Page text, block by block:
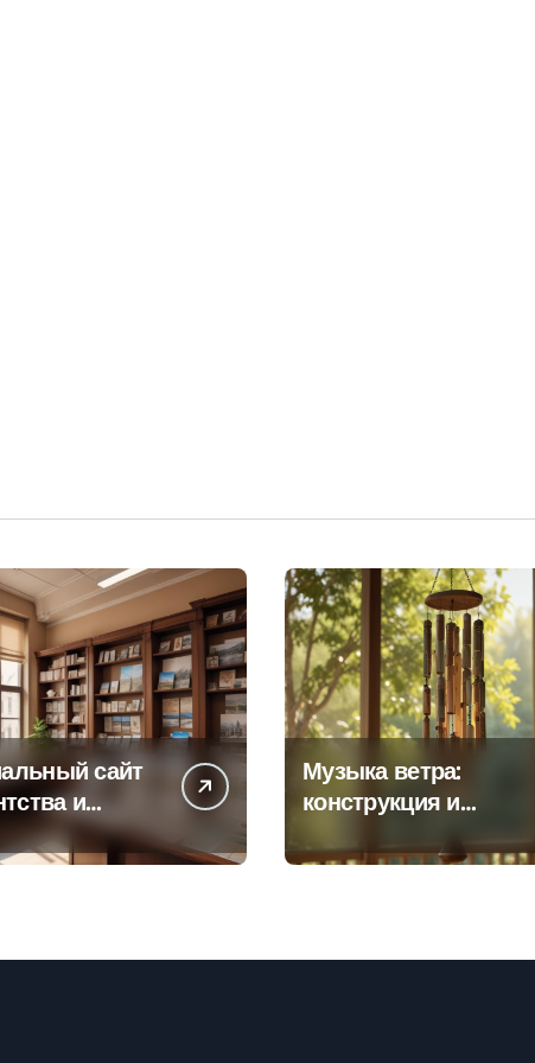
сайт
и
офисов
по регионам
Музыка ветра:
конструкция и
звучания